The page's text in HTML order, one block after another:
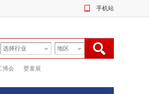
手机站
博会 婴童展